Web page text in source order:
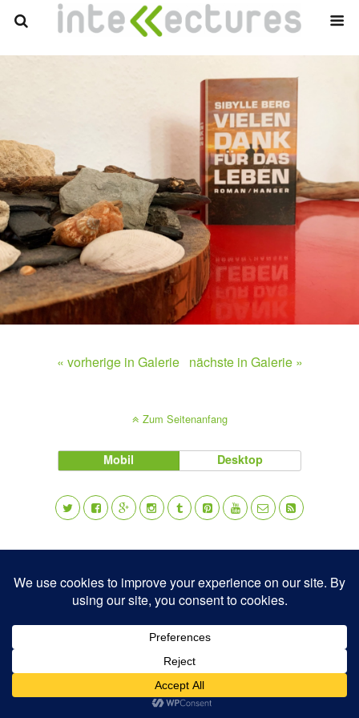
« vorherige in Galerie nächste in Galerie »
Zum Seitenanfang
Mobil Desktop